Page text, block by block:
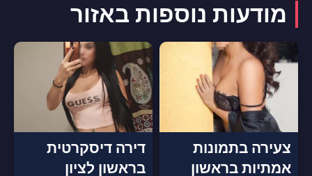
מודעות נוספות באזור
צעירה בתמונות
אמתיות בראשון
דירה דיסקרטית
בראשון לציון